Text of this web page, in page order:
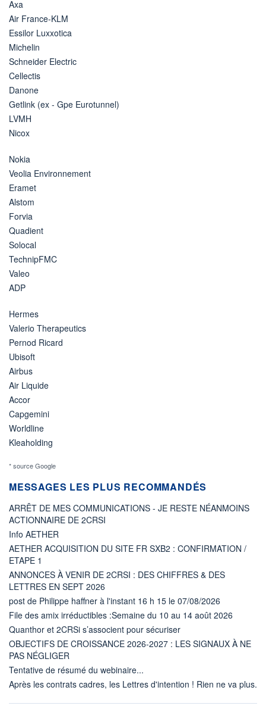
Axa
Air France-KLM
Essilor Luxxotica
Michelin
Schneider Electric
Cellectis
Danone
Getlink (ex - Gpe Eurotunnel)
LVMH
Nicox
Nokia
Veolia Environnement
Eramet
Alstom
Forvia
Quadient
Solocal
TechnipFMC
Valeo
ADP
Hermes
Valerio Therapeutics
Pernod Ricard
Ubisoft
Airbus
Air Liquide
Accor
Capgemini
Worldline
Kleaholding
* source Google
MESSAGES LES PLUS RECOMMANDÉS
ARRÊT DE MES COMMUNICATIONS - JE RESTE NÉANMOINS
ACTIONNAIRE DE 2CRSI
Info AETHER
AETHER ACQUISITION DU SITE FR SXB2 : CONFIRMATION /
ETAPE 1
ANNONCES À VENIR DE 2CRSI : DES CHIFFRES & DES
LETTRES EN SEPT 2026
post de Philippe haffner à l'instant 16 h 15 le 07/08/2026
File des amix irréductibles :Semaine du 10 au 14 août 2026
Quanthor et 2CRSi s’associent pour sécuriser
OBJECTIFS DE CROISSANCE 2026-2027 : LES SIGNAUX À NE
PAS NÉGLIGER
Tentative de résumé du webinaire...
Après les contrats cadres, les Lettres d'intention ! Rien ne va plus.